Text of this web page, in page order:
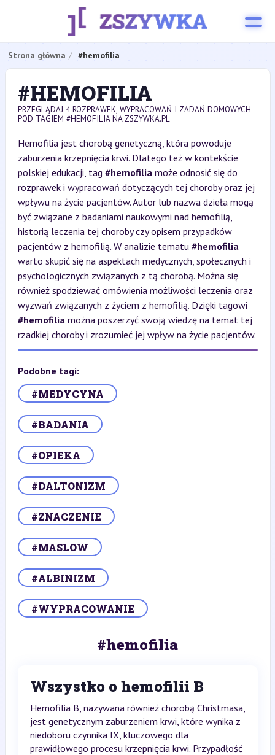
Strona główna #hemofilia
#HEMOFILIA
PRZEGLĄDAJ 4 ROZPRAWEK, WYPRACOWAŃ I ZADAŃ DOMOWYCH
POD TAGIEM #HEMOFILIA NA ZSZYWKA.PL
Hemofilia jest chorobą genetyczną, która powoduje
zaburzenia krzepnięcia krwi. Dlatego też w kontekście
polskiej edukacji, tag #hemofiliamoże odnosić się do
rozprawek i wypracowań dotyczących tej choroby oraz jej
wpływu na życie pacjentów. Autor lub nazwa dzieła mogą
być związane z badaniami naukowymi nad hemofilią,
historią leczenia tej choroby czy opisem przypadków
pacjentów z hemofilią. W analizie tematu #hemofilia
warto skupić się na aspektach medycznych, społecznych i
psychologicznych związanych z tą chorobą. Można się
również spodziewać omówienia możliwości leczenia oraz
wyzwań związanych z życiem z hemofilią. Dzięki tagowi
#hemofiliamożna poszerzyć swoją wiedzę na temat tej
rzadkiej choroby i zrozumieć jej wpływ na życie pacjentów.
Podobne tagi:
#MEDYCYNA
#BADANIA
#OPIEKA
#DALTONIZM
#ZNACZENIE
#MASLOW
#ALBINIZM
#WYPRACOWANIE
#hemofilia
Wszystko o hemofilii B
Hemofilia B, nazywana również chorobą Christmasa,
jest genetycznym zaburzeniem krwi, które wynika z
niedoboru czynnika IX, kluczowego dla
prawidłowego procesu krzepnięcia krwi. Przypadłość